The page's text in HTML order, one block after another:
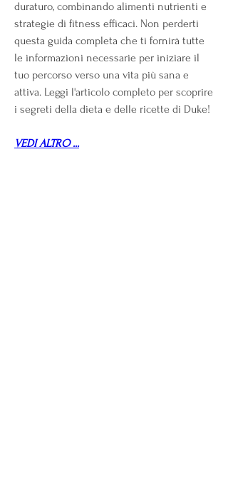
duraturo, combinando alimenti nutrienti e
strategie di fitness efficaci. Non perderti
questa guida completa che ti fornirà tutte
le informazioni necessarie per iniziare il
tuo percorso verso una vita più sana e
attiva. Leggi l'articolo completo per scoprire
i segreti della dieta e delle ricette di Duke!
VEDI ALTRO ...